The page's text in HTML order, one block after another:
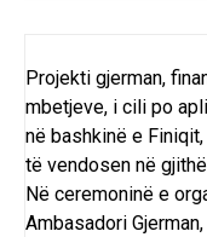
Projekti gjerman,
mbetjeve, i cili po
në bashkinë e
të vendosen në
Në ceremoninë e
Ambasadori